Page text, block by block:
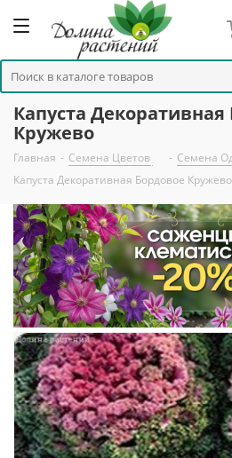
Капуста Декоративная
Кружево
Главная - Семена Цветов - Семена
Капуста Декоративная Бордовое Кружево